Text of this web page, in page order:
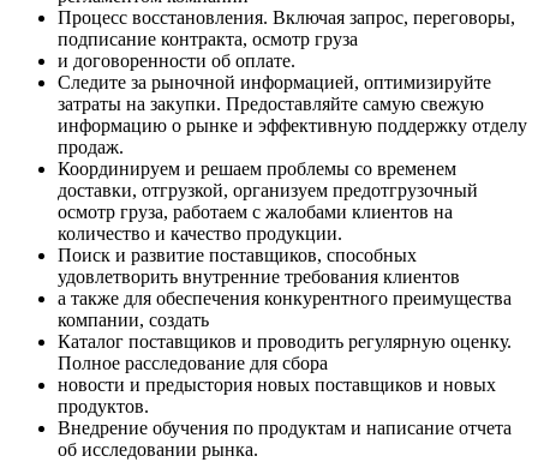
Процесс восстановления. Включая запрос, переговоры,
подписание контракта, осмотр груза
и договоренности об оплате.
Следите за рыночной информацией, оптимизируйте
затраты на закупки. Предоставляйте самую свежую
информацию о рынке и эффективную поддержку отделу
продаж.
Координируем и решаем проблемы со временем
доставки, отгрузкой, организуем предотгрузочный
осмотр груза, работаем с жалобами клиентов на
количество и качество продукции.
Поиск и развитие поставщиков, способных
удовлетворить внутренние требования клиентов
а также для обеспечения конкурентного преимущества
компании, создать
Каталог поставщиков и проводить регулярную оценку.
Полное расследование для сбора
новости и предыстория новых поставщиков и новых
продуктов.
Внедрение обучения по продуктам и написание отчета
об исследовании рынка.